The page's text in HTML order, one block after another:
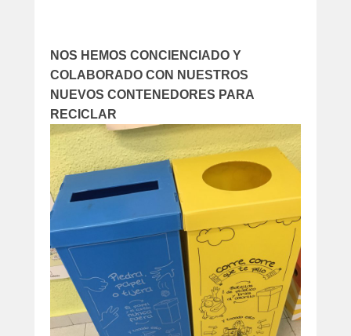
NOS HEMOS CONCIENCIADO Y
COLABORADO CON NUESTROS
NUEVOS CONTENEDORES PARA
RECICLAR